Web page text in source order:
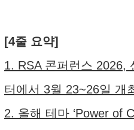
[4줄 요약]
1. RSA 콘퍼런스 2026,
터에서 3월 23~26일 개
2. 올해 테마 ‘Power of